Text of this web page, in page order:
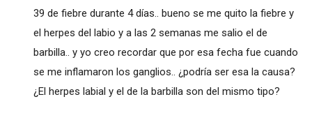
39 de fiebre durante 4 días.. bueno se me quito la fiebre y
el herpes del labio y a las 2 semanas me salio el de
barbilla.. y yo creo recordar que por esa fecha fue cuando
se me inflamaron los ganglios.. ¿podría ser esa la causa?
¿El herpes labial y el de la barbilla son del mismo tipo?